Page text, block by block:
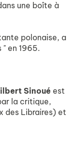
une boîte à
polonaise, a
en 1965.
Sinoué est
la critique,
des Libraires) et